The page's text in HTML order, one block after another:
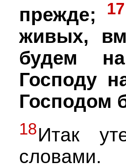
прежде;
17
живых,
будем
Господу
Господом
18Итак
словами.